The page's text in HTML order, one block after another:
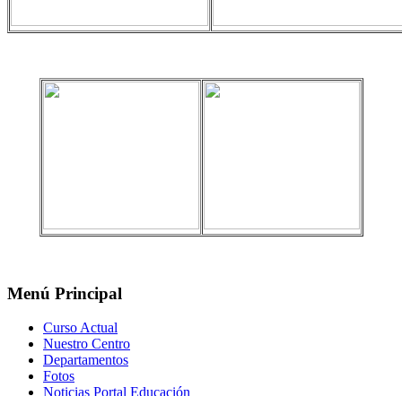
Menú Principal
Curso Actual
Nuestro Centro
Departamentos
Fotos
Noticias Portal Educación